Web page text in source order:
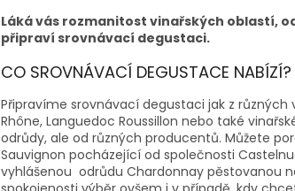
Láká vás rozmanitost vinařských oblastí,
připraví srovnávací degustaci.
CO SROVNÁVACÍ DEGUSTACE NABÍZÍ?
Připravíme srovnávací degustaci jak z
Rhône, Languedoc Roussillon nebo také
odrůdy, ale od různých producentů. Můžete
Sauvignon pocházející od společnosti
vyhlášenou odrůdu Chardonnay pěstovanou